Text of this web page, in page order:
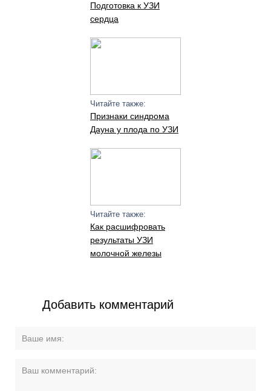
Подготовка к УЗИ
сердца
Читайте также:
Признаки синдрома
Дауна у плода по УЗИ
Читайте также:
Как расшифровать
результаты УЗИ
молочной железы
Добавить комментарий